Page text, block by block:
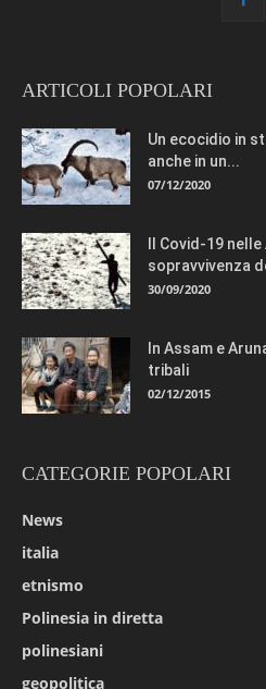
ARTICOLI POPOLARI
Un ecocidio in
anche in un...
07/12/2020
Il Covid-19
sopravvivenza
30/09/2020
In Assam e
tribali
02/12/2015
CATEGORIE POPOLARI
News
italia
etnismo
Polinesia in diretta
polinesiani
geopolitica